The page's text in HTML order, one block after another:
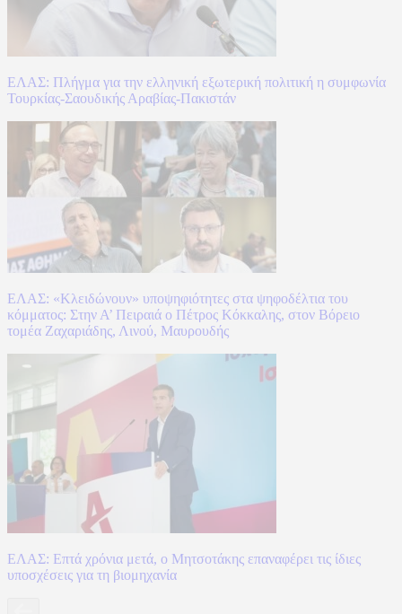
ΕΛΑΣ: Πλήγμα για την ελληνική εξωτερική πολιτική η συμφωνία
Τουρκίας-Σαουδικής Αραβίας-Πακιστάν
ΕΛΑΣ: «Κλειδώνουν» υποψηφιότητες στα ψηφοδέλτια του
κόμματος: Στην Α’ Πειραιά ο Πέτρος Κόκκαλης, στον Βόρειο
τομέα Ζαχαριάδης, Λινού, Μαυρουδής
ΕΛΑΣ: Επτά χρόνια μετά, ο Μητσοτάκης επαναφέρει τις ίδιες
υποσχέσεις για τη βιομηχανία